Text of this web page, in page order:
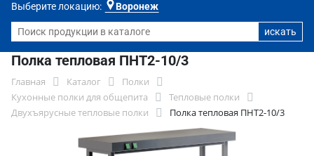
Выберите локацию: Воронеж
Полка тепловая ПНТ2-10/3
Главная Каталог
Полки
Кухонные полки для общепита
Тепловые полки
Двухъярусные тепловые полки
Полка тепловая ПНТ2-10/3